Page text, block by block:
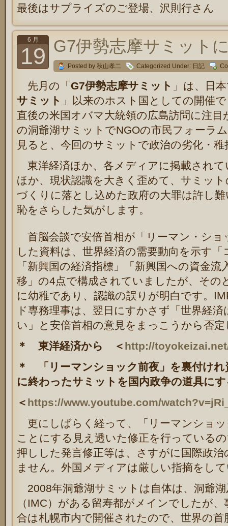
最後はサプライズのご登場、沢則行さん
6 月
19 G7伊勢志摩サミット
Posted by 秋山孝二 Categorized Under: 日記
先月の「 G7伊勢志摩サミット 」は、日
サミット 」以来のホスト国としての開催
直後の米国オバマ大統領の広島訪問に注
の洞爺湖サミットでNGOの市民フォーラ
見ると、今回のサミットで政治の劣化・
東洋経済ほか、各メディアに掲載されて
ほか、現状認識を大きく歪めて、サミッ
づくりに落とし込めた政府の大罪は許し
恥をさらした気がします。
首脳会談で安倍首相が「リーマン・ショ
した資料は、世界経済の需要動向を示す
「新興国の経済指標」「新興国への資金
移」の4点で構成されていましたが、その
に幼稚であり、認識の誤りが明白です。
ド専務理事は、翌日にすかさず「世界経
い」と安倍首相の意見をまっこうから否
＊ 東洋経済から ＜ http://
＊ 「リーマンショック前夜」を裏付け
に終わったサミットを国内政争の道具に
＜ https://www.youtube.com/
更にしばらく経って、「リーマンショ
ことにする見え透いた修正を行っている
押しした発言修正等は、さすがに国際政
ません。外国メディアは厳しい指摘をし
2008年洞爺湖サミットは自体は、洞爺
（IMC）がある留寿都がメインでしたが
合は札幌市内で開催されたので、世界の